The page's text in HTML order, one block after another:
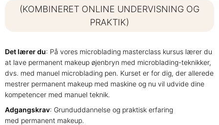
(KOMBINERET ONLINE UNDERVISNING OG
PRAKTIK)
Det lærer du: På vores microblading masterclass kursus lærer du
at lave permanent makeup øjenbryn med microblading-teknikker,
dvs. med manuel microblading pen. Kurset er for dig, der allerede
mestrer permanent makeup med maskine og nu vil udvide dine
kompetencer med manuel teknik.
Adgangskrav: Grunduddannelse og praktisk erfaring
med permanent makeup.